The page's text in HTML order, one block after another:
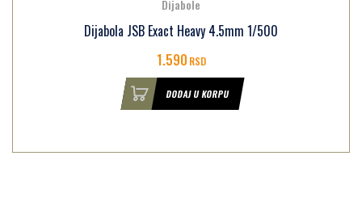
Dijabole
Dijabola JSB Exact Heavy 4.5mm 1/500
1.590RSD
DODAJ U KORPU